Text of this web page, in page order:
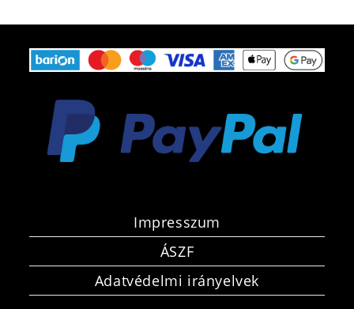
Impresszum
ÁSZF
Adatvédelmi irányelvek